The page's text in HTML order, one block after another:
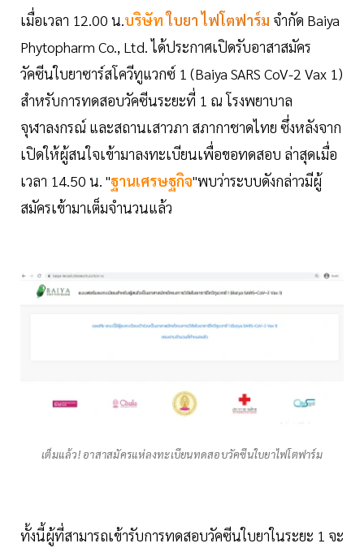
เมื่อเวลา 12.00 น.บริษัทใบยา ไฟโตฟาร์ม จำกัด Baiya
Phytopharm Co., Ltd. ได้ประกาศเปิดรับอาสาสมัคร
วัคซีนใบยาซาร์สโควีทูแวกซ์ 1 (Baiya SARS CoV-2 Vax 1)
สำหรับการทดสอบวัคซีนระยะที่ 1 ณ โรงพยาบาล
จุฬาลงกรณ์ และสถานเสาวภา สภากาชาดไทย ซึ่งหลังจาก
เปิดให้ผู้สนใจเข้ามาลงทะเบียนเพื่อขอทดสอบ ล่าสุดเมื่อ
เวลา 14.50 น. "ฐานเศรษฐกิจ"พบว่าระบบดังกล่าวมีผู้
สมัครเข้ามาเต็มจำนวนแล้ว
เต็มแล้ว! อาสาสมัครแห่ลงทะเบียนทดสอบวัคซีนใบยาไฟโตฟาร์ม
ทั้งนี้ผู้ที่สามารถเข้ารับการทดสอบวัคซีนใบยาในระยะ 1 จะ